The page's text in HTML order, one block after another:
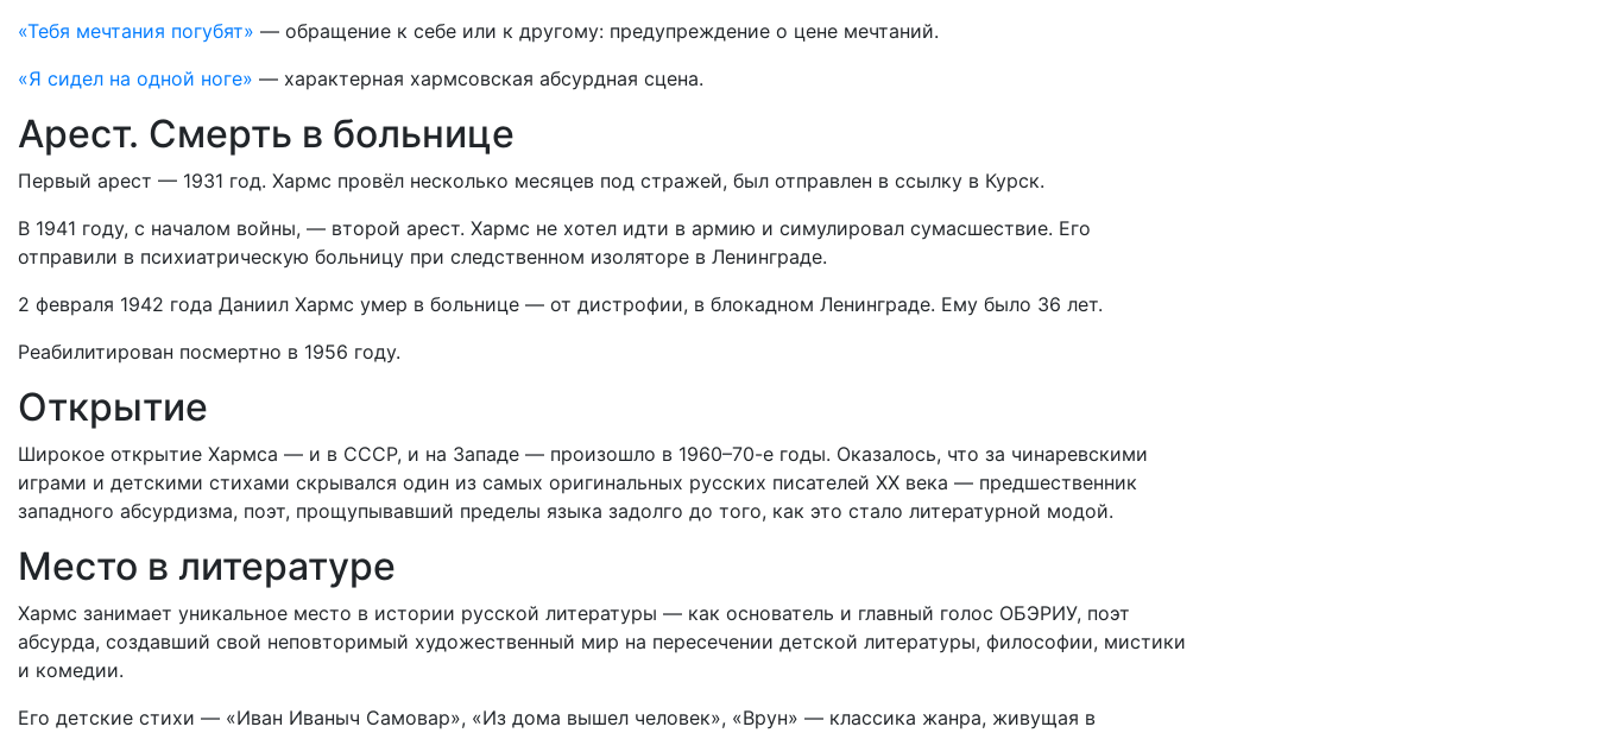
«Тебя мечтания погубят» — обращение к себе или к другому: предупреждение о цене мечтаний.
«Я сидел на одной ноге» — характерная хармсовская абсурдная сцена.
Арест. Смерть в больнице
Первый арест — 1931 год. Хармс провёл несколько месяцев под стражей, был отправлен в ссылку в Курск.
В 1941 году, с началом войны, — второй арест. Хармс не хотел идти в армию и симулировал сумасшествие. Его
отправили в психиатрическую больницу при следственном изоляторе в Ленинграде.
2 февраля 1942 года Даниил Хармс умер в больнице — от дистрофии, в блокадном Ленинграде. Ему было 36 лет.
Реабилитирован посмертно в 1956 году.
Открытие
Широкое открытие Хармса — и в СССР, и на Западе — произошло в 1960–70-е годы. Оказалось, что за чинаревскими
играми и детскими стихами скрывался один из самых оригинальных русских писателей XX века — предшественник
западного абсурдизма, поэт, прощупывавший пределы языка задолго до того, как это стало литературной модой.
Место в литературе
Хармс занимает уникальное место в истории русской литературы — как основатель и главный голос ОБЭРИУ, поэт
абсурда, создавший свой неповторимый художественный мир на пересечении детской литературы, философии, мистики
и комедии.
Его детские стихи — «Иван Иваныч Самовар», «Из дома вышел человек», «Врун» — классика жанра, живущая в